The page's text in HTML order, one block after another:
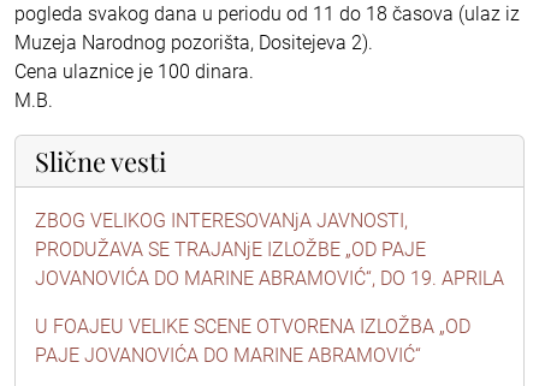
pogleda svakog dana u periodu od 11 do 18 časova (ulaz iz
Muzeja Narodnog pozorišta, Dositejeva 2).
Cena ulaznice je 100 dinara.
M.B.
Slične vesti
ZBOG VELIKOG INTERESOVANjA JAVNOSTI,
PRODUŽAVA SE TRAJANjE IZLOŽBE „OD PAJE
JOVANOVIĆA DO MARINE ABRAMOVIĆ“, DO 19. APRILA
U FOAJEU VELIKE SCENE OTVORENA IZLOŽBA „OD
PAJE JOVANOVIĆA DO MARINE ABRAMOVIĆ“